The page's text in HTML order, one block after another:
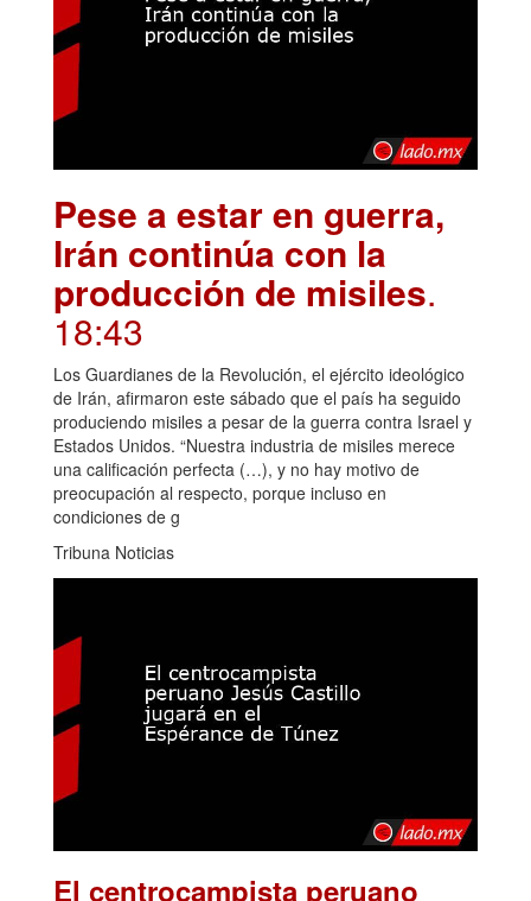
Pese a estar en guerra,
Irán continúa con la
producción de misiles.
18:43
Los Guardianes de la Revolución, el ejército ideológico
de Irán, afirmaron este sábado que el país ha seguido
produciendo misiles a pesar de la guerra contra Israel y
Estados Unidos. “Nuestra industria de misiles merece
una calificación perfecta (…), y no hay motivo de
preocupación al respecto, porque incluso en
condiciones de g
Tribuna Noticias
El centrocampista peruano